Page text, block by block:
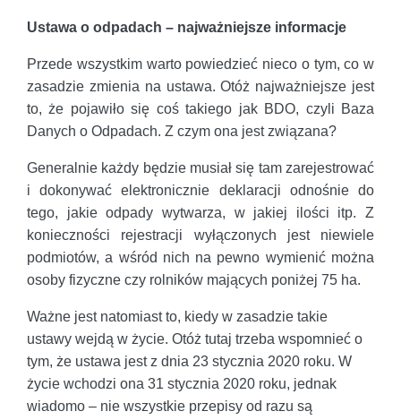
Ustawa o odpadach – najważniejsze informacje
Przede wszystkim warto powiedzieć nieco o tym, co w
zasadzie zmienia na ustawa. Otóż najważniejsze jest
to, że pojawiło się coś takiego jak BDO, czyli Baza
Danych o Odpadach. Z czym ona jest związana?
Generalnie każdy będzie musiał się tam zarejestrować
i dokonywać elektronicznie deklaracji odnośnie do
tego, jakie odpady wytwarza, w jakiej ilości itp. Z
konieczności rejestracji wyłączonych jest niewiele
podmiotów, a wśród nich na pewno wymienić można
osoby fizyczne czy rolników mających poniżej 75 ha.
Ważne jest natomiast to, kiedy w zasadzie takie
ustawy wejdą w życie. Otóż tutaj trzeba wspomnieć o
tym, że ustawa jest z dnia 23 stycznia 2020 roku. W
życie wchodzi ona 31 stycznia 2020 roku, jednak
wiadomo – nie wszystkie przepisy od razu są